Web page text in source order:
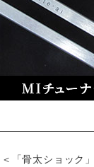
「骨太ショック